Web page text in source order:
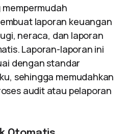
mempermudah
laporan keuangan
neraca, dan laporan
Laporan-laporan ini
dengan standar
sehingga memudahkan
audit atau pelaporan